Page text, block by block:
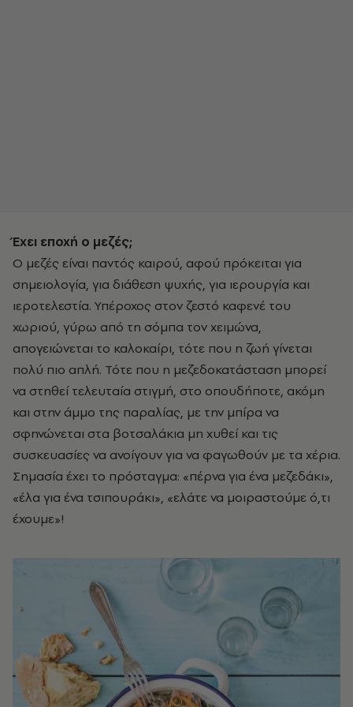
Έχει εποχή ο μεζές;
Ο μεζές είναι παντός καιρού, αφού πρόκειται για
σημειολογία, για διάθεση ψυχής, για ιερουργία και
ιεροτελεστία. Υπέροχος στον ζεστό καφενέ του
χωριού, γύρω από τη σόμπα τον χειμώνα,
απογειώνεται το καλοκαίρι, τότε που η ζωή γίνεται
πολύ πιο απλή. Τότε που η μεζεδοκατάσταση μπορεί
να στηθεί τελευταία στιγμή, στο οπουδήποτε, ακόμη
και στην άμμο της παραλίας, με την μπίρα να
σφηνώνεται στα βοτσαλάκια μη χυθεί και τις
συσκευασίες να ανοίγουν για να φαγωθούν με τα χέρια.
Σημασία έχει το πρόσταγμα: «πέρνα για ένα μεζεδάκι»,
«έλα για ένα τσιπουράκι», «ελάτε να μοιραστούμε ό,τι
έχουμε»!